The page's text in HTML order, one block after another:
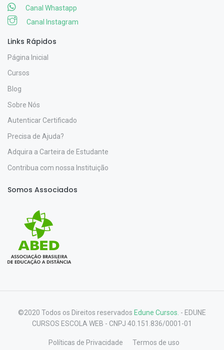
Canal Whastapp
Canal Instagram
Links Rápidos
Página Inicial
Cursos
Blog
Sobre Nós
Autenticar Certificado
Precisa de Ajuda?
Adquira a Carteira de Estudante
Contribua com nossa Instituição
Somos Associados
©2020 Todos os Direitos reservados Edune Cursos. - EDUNE
CURSOS ESCOLA WEB - CNPJ 40.151.836/0001-01
Políticas de Privacidade Termos de uso